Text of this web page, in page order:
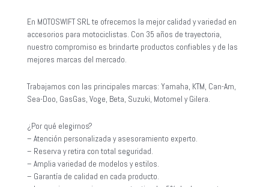
En MOTOSWIFT SRL te ofrecemos la mejor calidad y variedad en
accesorios para motociclistas. Con 35 años de trayectoria,
nuestro compromiso es brindarte productos confiables y de las
mejores marcas del mercado.
Trabajamos con las principales marcas: Yamaha, KTM, Can-Am,
Sea-Doo, GasGas, Voge, Beta, Suzuki, Motomel y Gilera.
¿Por qué elegirnos?
– Atención personalizada y asesoramiento experto.
– Reserva y retira con total seguridad.
– Amplia variedad de modelos y estilos.
– Garantía de calidad en cada producto.